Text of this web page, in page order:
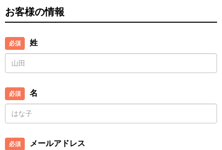
お客様の情報
姓
名
メールアドレス